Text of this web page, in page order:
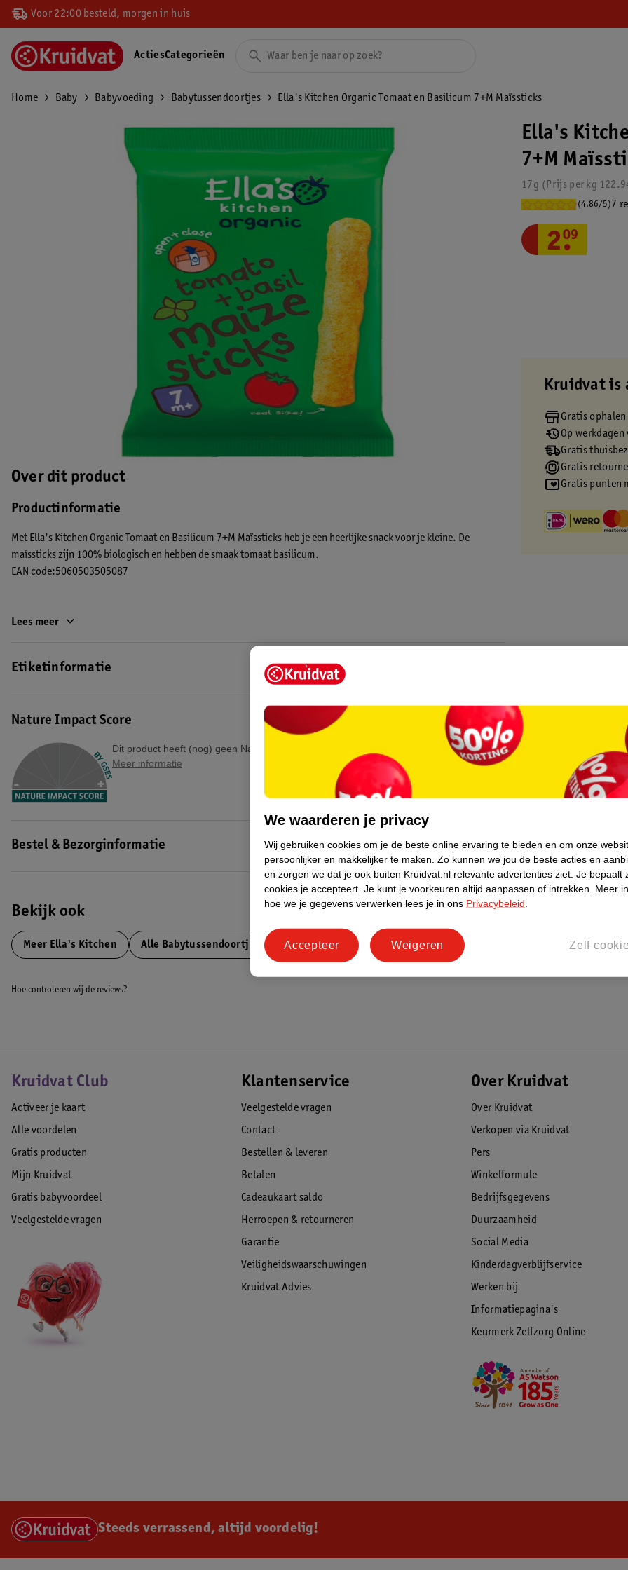
Voor 22:00 besteld, morgen in huis
ActiesCategorieën
Home Baby Babyvoeding Babytussendoortjes Ella's Kitchen Organic Tomaat en Basilicum 7+M Maïssticks
Over dit product
Productinformatie
Met Ella's Kitchen Organic Tomaat en Basilicum 7+M Maïssticks heb je een heerlijke snack voor je kleine. De
maïssticks zijn 100% biologisch en hebben de smaak tomaat basilicum.
EAN code:5060503505087
Lees meer
Etiketinformatie
Nature Impact Score
Dit product heeft (nog) geen Nature Impact Score.
Meer informatie
Bestel & Bezorginformatie
Bekijk ook
Meer Ella's Kitchen Alle Babytussendoortjes
Ella's
7+M
17g Prijs per kg
(4.86/5) 7
2.
09
Kruidvat is
Gratis
Op
Gratis
Gratis
Gratis punten
Hoe controleren wij de reviews?
Kruidvat Club
Activeer je kaart
Alle voordelen
Gratis producten
Mijn Kruidvat
Gratis babyvoordeel
Veelgestelde vragen
Klantenservice
Veelgestelde vragen
Contact
Bestellen & leveren
Betalen
Cadeaukaart saldo
Herroepen & retourneren
Garantie
Veiligheidswaarschuwingen
Kruidvat Advies
Over Kruidvat
Over Kruidvat
Verkopen via Kruidvat
Pers
Winkelformule
Bedrijfsgegevens
Duurzaamheid
Social Media
Kinderdagverblijfservice
Werken bij
Informatiepagina's
Keurmerk Zelfzorg Online
Steeds verrassend, altijd voordelig!
We waarderen je privacy
Wij gebruiken cookies om je de beste online ervaring te bieden en om onze
persoonlijker en makkelijker te maken. Zo kunnen we jou de beste acties en
en zorgen we dat je ook buiten Kruidvat.nl relevante advertenties ziet. Je bepaalt
cookies je accepteert. Je kunt je voorkeuren altijd aanpassen of intrekken.
Meer
hoe we je gegevens verwerken lees je in ons Privacybeleid
Zelf
Weigeren
Accepteer